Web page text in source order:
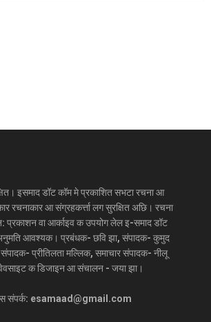
इसमाद डॉट कॉम मे प्रकाशित सभटा रचना आ
रचनाकार आ संग्रहकर्त्ता लग सुरक्षित अछि। रचना
वा आर्काइव क उपयोग लेल इ-समाद डॉट
आवश्यक। प्रबंधक- छवि झा, संपादक- कुमुद
प्रीतिलता मल्लिक, समाचार संपादक- नीलू
क डिजाइन आ संचालन - जया झा।
स संपर्क: esamaad@gmail.com